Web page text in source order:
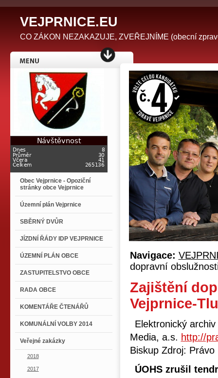
VEJPRNICE.EU
CO ZÁKON NEZAKAZUJE, ZVEŘEJNÍME (obecní
Obec Vejprnice - Opoziční
stránky obce Vejprnice
Územní plán Vejprnice
SBĚRNÝ DVŮR
JÍZDNÍ ŘÁDY IDP VEJPRNICE
ÚZEMNÍ PLÁN OBCE
ZASTUPITELSTVO OBCE
RADA OBCE
KOMENTÁŘE ČTENÁŘŮ
KOMUNÁLNÍ VOLBY 2014
Veřejné zakázky
2018
2017
Navigace:
dopravní
Zajištění
Vejprnice-
Elektronický
Media, a.s. http://
Biskup Zdroj:
ÚOHS zrušil